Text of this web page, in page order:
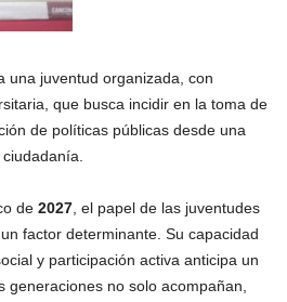
una juventud organizada, con
que busca incidir en la toma de
de políticas públicas desde una
de 2027, el papel de las juventudes
factor determinante. Su capacidad
y participación activa anticipa un
generaciones no solo acompañan,